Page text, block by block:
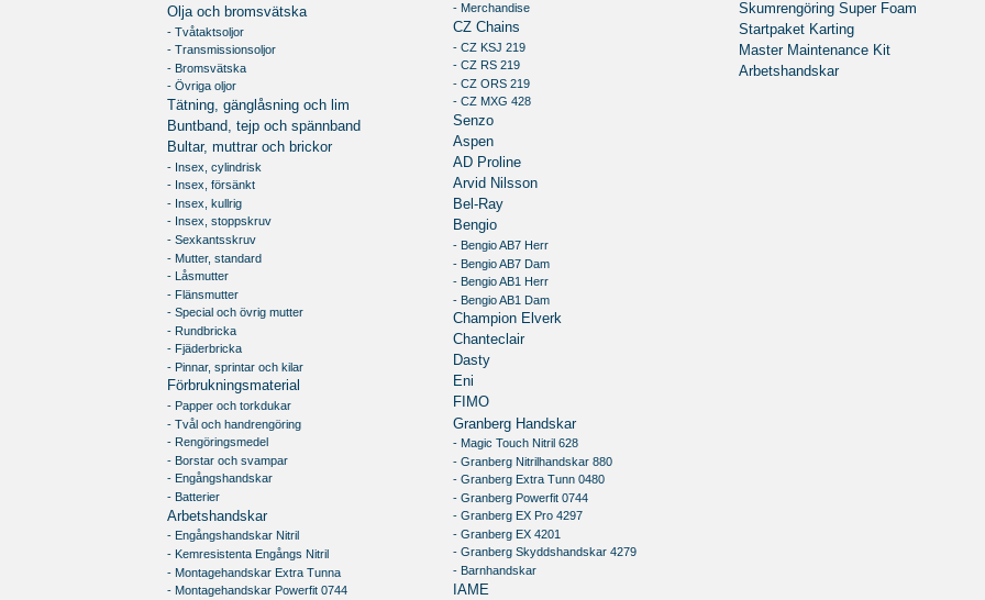
Olja och bromsvätska
- Tvåtaktsoljor
- Transmissionsoljor
- Bromsvätska
- Övriga oljor
Tätning, gänglåsning och lim
Buntband, tejp och spännband
Bultar, muttrar och brickor
- Insex, cylindrisk
- Insex, försänkt
- Insex, kullrig
- Insex, stoppskruv
- Sexkantsskruv
- Mutter, standard
- Låsmutter
- Flänsmutter
- Special och övrig mutter
- Rundbricka
- Fjäderbricka
- Pinnar, sprintar och kilar
Förbrukningsmaterial
- Papper och torkdukar
- Tvål och handrengöring
- Rengöringsmedel
- Borstar och svampar
- Engångshandskar
- Batterier
Arbetshandskar
- Engångshandskar Nitril
- Kemresistenta Engångs Nitril
- Montagehandskar Extra Tunna
- Montagehandskar Powerfit 0744
- Merchandise
CZ Chains
- CZ KSJ 219
- CZ RS 219
- CZ ORS 219
- CZ MXG 428
Senzo
Aspen
AD Proline
Arvid Nilsson
Bel-Ray
Bengio
- Bengio AB7 Herr
- Bengio AB7 Dam
- Bengio AB1 Herr
- Bengio AB1 Dam
Champion Elverk
Chanteclair
Dasty
Eni
FIMO
Granberg Handskar
- Magic Touch Nitril 628
- Granberg Nitrilhandskar 880
- Granberg Extra Tunn 0480
- Granberg Powerfit 0744
- Granberg EX Pro 4297
- Granberg EX 4201
- Granberg Skyddshandskar 4279
- Barnhandskar
IAME
Skumrengöring Super Foam
Startpaket Karting
Master Maintenance Kit
Arbetshandskar